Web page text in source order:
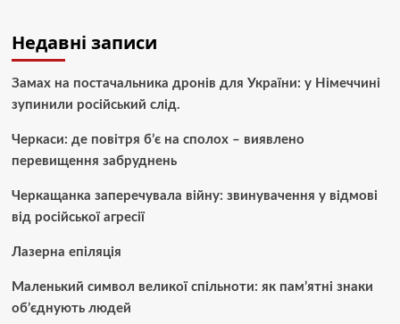
Недавні записи
Замах на постачальника дронів для України: у Німеччині
зупинили російський слід.
Черкаси: де повітря б’є на сполох – виявлено
перевищення забруднень
Черкащанка заперечувала війну: звинувачення у відмові
від російської агресії
Лазерна епіляція
Маленький символ великої спільноти: як пам’ятні знаки
об’єднують людей